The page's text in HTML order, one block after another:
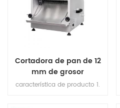
Cortadora de pan de 12
mm de grosor
característica de producto 1.